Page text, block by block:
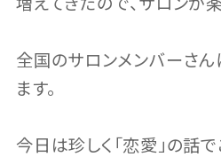
全国のサロンメンバーさ
ます。
今日は珍しく「恋愛」の話